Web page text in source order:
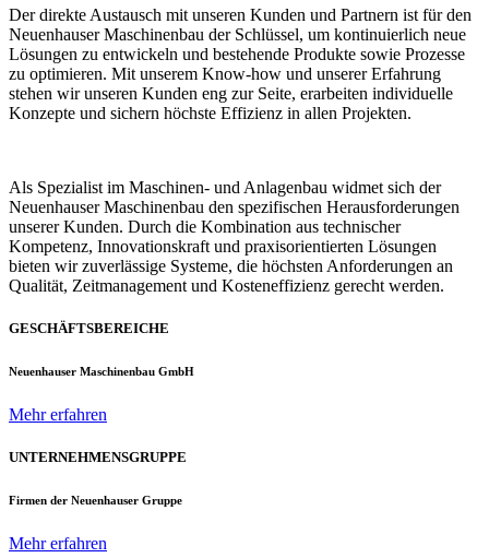
Der direkte Austausch mit unseren Kunden und Partnern ist für den
Neuenhauser Maschinenbau der Schlüssel, um kontinuierlich neue
Lösungen zu entwickeln und bestehende Produkte sowie Prozesse
zu optimieren. Mit unserem Know-how und unserer Erfahrung
stehen wir unseren Kunden eng zur Seite, erarbeiten individuelle
Konzepte und sichern höchste Effizienz in allen Projekten.
Als Spezialist im Maschinen- und Anlagenbau widmet sich der
Neuenhauser Maschinenbau den spezifischen Herausforderungen
unserer Kunden. Durch die Kombination aus technischer
Kompetenz, Innovationskraft und praxisorientierten Lösungen
bieten wir zuverlässige Systeme, die höchsten Anforderungen an
Qualität, Zeitmanagement und Kosteneffizienz gerecht werden.
GESCHÄFTSBEREICHE
Neuenhauser Maschinenbau GmbH
Mehr erfahren
UNTERNEHMENSGRUPPE
Firmen der Neuenhauser Gruppe
Mehr erfahren